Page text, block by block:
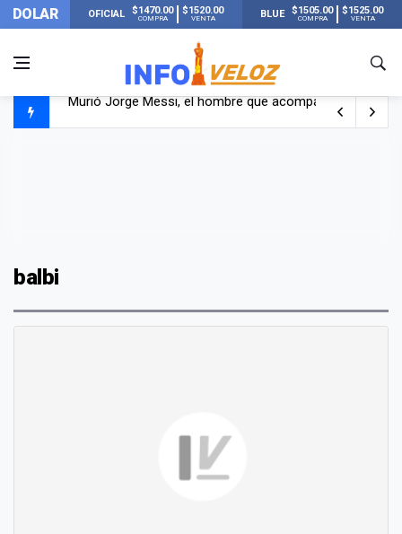
DOLAR OFICIAL $1470.00
COMPRA
$1520.00
VENTA BLUE $1505.00
COMPRA
$1525.00
VENTA
Murió Jorge Messi, el hombre que acompañó a Lionel
Los mensajes de Newell’s y el resto del mundo del
balbi